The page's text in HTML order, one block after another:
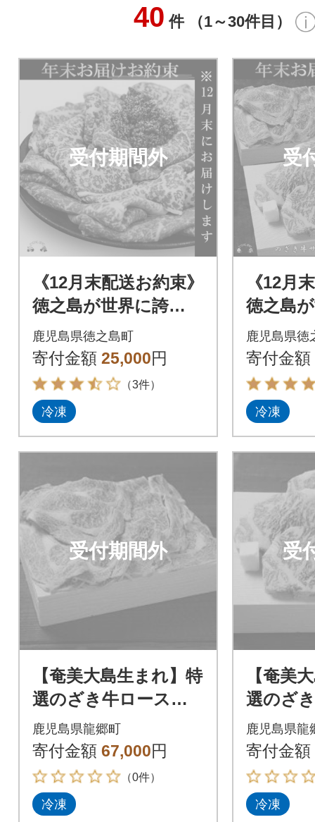
40 件 （1～30件目）
受付期間外
《12月末配送お約束》
徳之島が世界に誇
る“のざき牛”モモす
き焼きギフト
鹿児島県徳之島町
寄付金額 25,000円
（3件）
冷凍
受
《12月
徳之島
る“のざ
インス
鹿児島県徳
寄付金額
冷凍
受付期間外
【奄美大島生まれ】特
選のざき牛ロースス
ライス約1.1kg
鹿児島県龍郷町
寄付金額 67,000円
（0件）
冷凍
受
【奄美
選のざ
ンステ
5枚
鹿児島県龍
寄付金額
冷凍